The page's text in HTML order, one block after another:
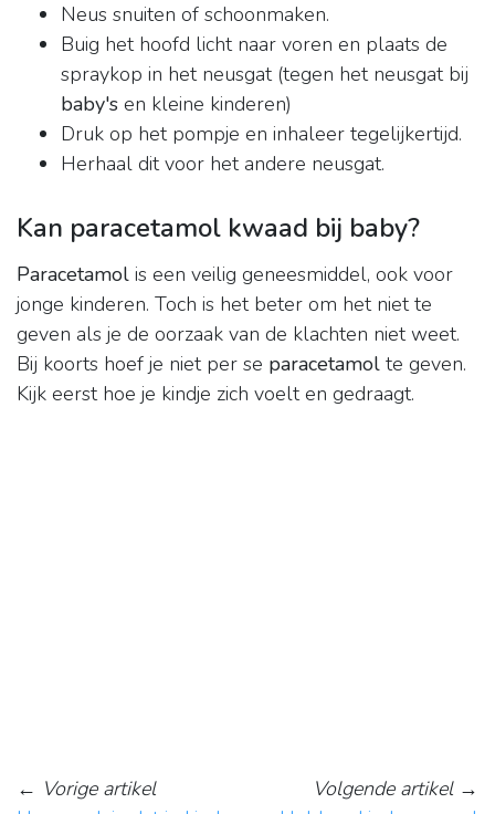
Neus snuiten of schoonmaken.
Buig het hoofd licht naar voren en plaats de
spraykop in het neusgat (tegen het neusgat bij
baby's en kleine kinderen)
Druk op het pompje en inhaleer tegelijkertijd.
Herhaal dit voor het andere neusgat.
Kan paracetamol kwaad bij baby?
Paracetamol is een veilig geneesmiddel, ook voor
jonge kinderen. Toch is het beter om het niet te
geven als je de oorzaak van de klachten niet weet.
Bij koorts hoef je niet per se paracetamol te geven.
Kijk eerst hoe je kindje zich voelt en gedraagt.
← Vorige artikel
Volgende artikel→